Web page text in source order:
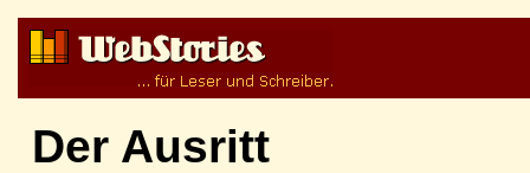
Der Ausritt